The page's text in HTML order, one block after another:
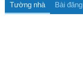
Tường nhà Bài đăng